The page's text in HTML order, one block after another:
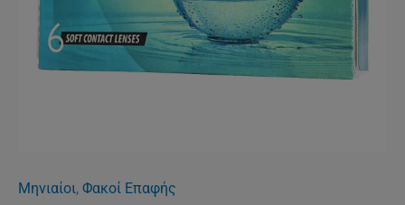
Μηνιαίοι, Φακοί Επαφής